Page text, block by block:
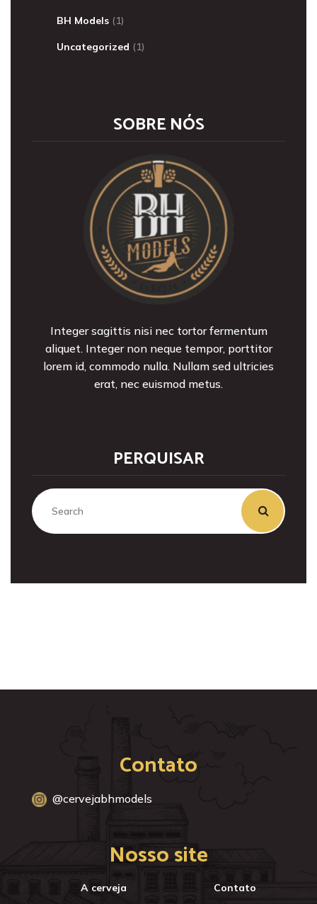
BH Models (1)
Uncategorized (1)
SOBRE NÓS
Integer sagittis nisi nec tortor fermentum
aliquet. Integer non neque tempor, porttitor
lorem id, commodo nulla. Nullam sed ultricies
erat, nec euismod metus.
PERQUISAR
Contato
@cervejabhmodels
Nosso site
A cerveja Contato